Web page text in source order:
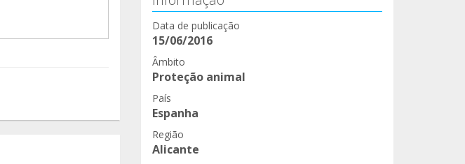
Data de publicação
15/06/2016
Âmbito
Proteção animal
País
Espanha
Região
Alicante